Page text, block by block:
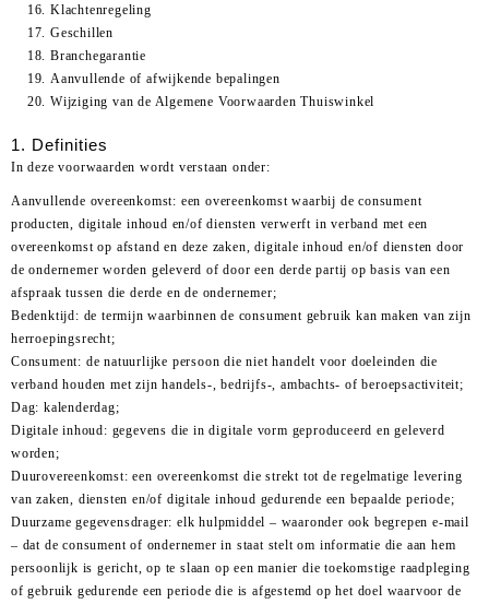
Klachtenregeling
Geschillen
Branchegarantie
Aanvullende of afwijkende bepalingen
Wijziging van de Algemene Voorwaarden Thuiswinkel
1. Definities
In deze voorwaarden wordt verstaan onder:
Aanvullende overeenkomst: een overeenkomst waarbij de consument
producten, digitale inhoud en/of diensten verwerft in verband met een
overeenkomst op afstand en deze zaken, digitale inhoud en/of diensten door
de ondernemer worden geleverd of door een derde partij op basis van een
afspraak tussen die derde en de ondernemer;
Bedenktijd: de termijn waarbinnen de consument gebruik kan maken van zijn
herroepingsrecht;
Consument: de natuurlijke persoon die niet handelt voor doeleinden die
verband houden met zijn handels-, bedrijfs-, ambachts- of beroepsactiviteit;
Dag: kalenderdag;
Digitale inhoud: gegevens die in digitale vorm geproduceerd en geleverd
worden;
Duurovereenkomst: een overeenkomst die strekt tot de regelmatige levering
van zaken, diensten en/of digitale inhoud gedurende een bepaalde periode;
Duurzame gegevensdrager: elk hulpmiddel – waaronder ook begrepen e-mail
– dat de consument of ondernemer in staat stelt om informatie die aan hem
persoonlijk is gericht, op te slaan op een manier die toekomstige raadpleging
of gebruik gedurende een periode die is afgestemd op het doel waarvoor de